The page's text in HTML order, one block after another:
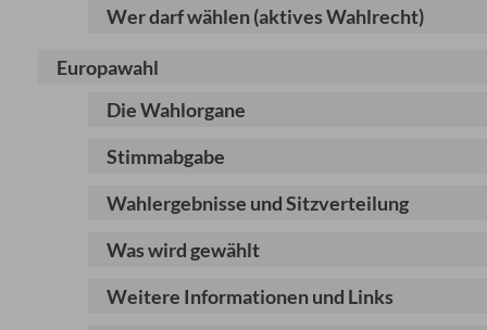
Wer darf wählen (aktives Wahlrecht)
Europawahl
Die Wahlorgane
Stimmabgabe
Wahlergebnisse und Sitzverteilung
Was wird gewählt
Weitere Informationen und Links